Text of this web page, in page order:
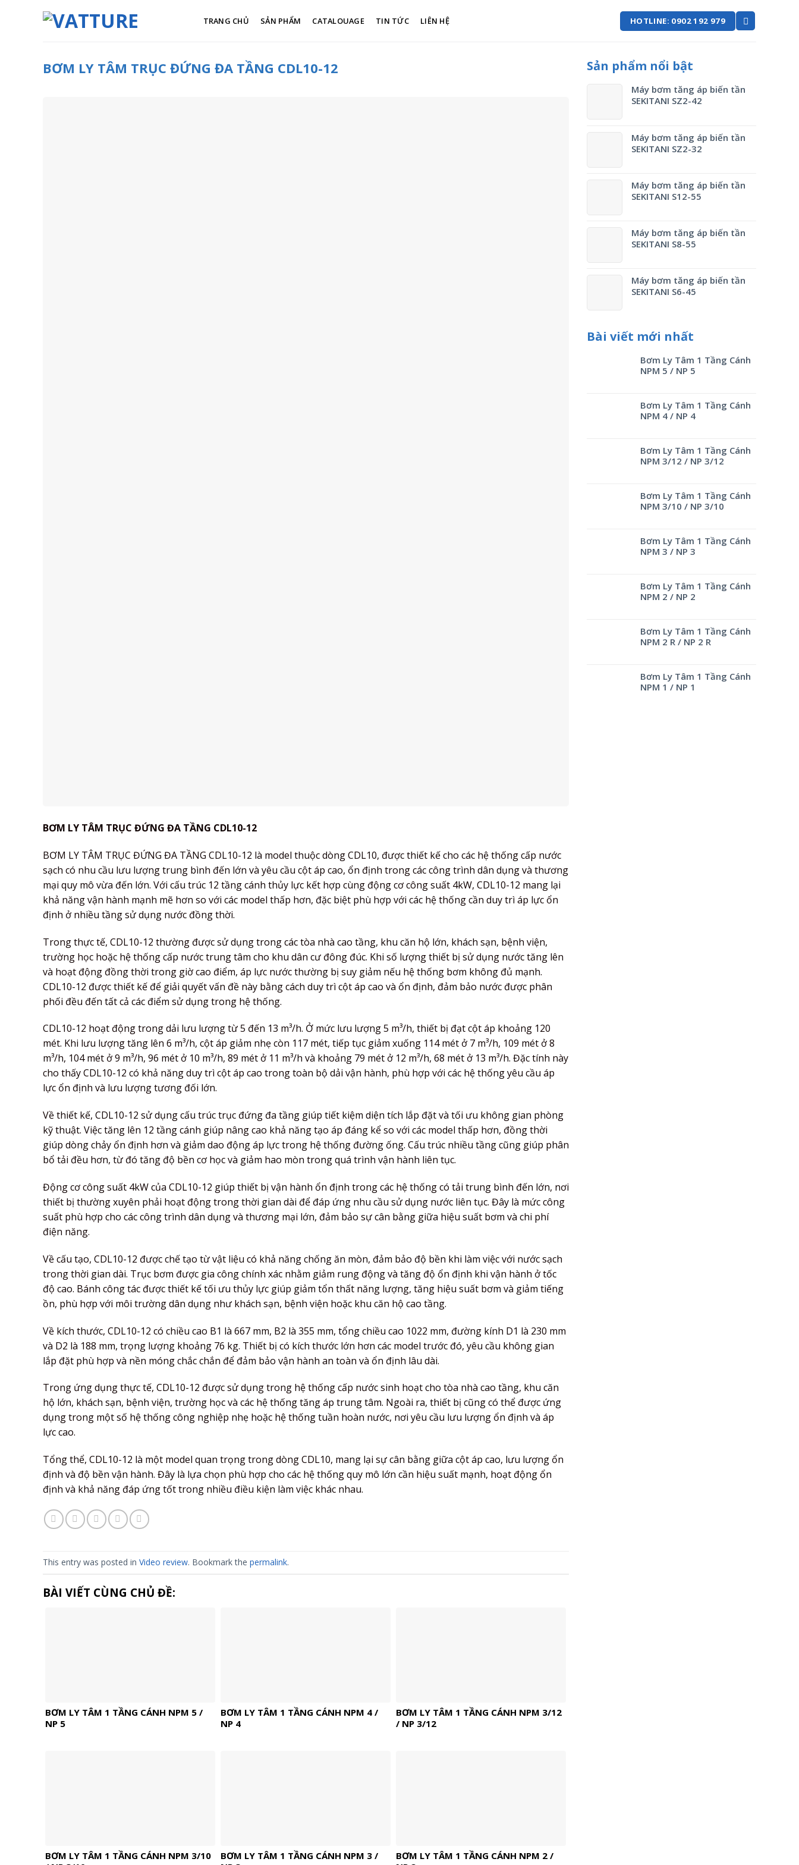
TRANG CHỦ SẢN PHẨM CATALOUAGE TIN TỨC LIÊN HỆ HOTLINE: 0902 192 979
BƠM LY TÂM TRỤC ĐỨNG ĐA TẦNG CDL10-12
BƠM LY TÂM TRỤC ĐỨNG ĐA TẦNG CDL10-12
BƠM LY TÂM TRỤC ĐỨNG ĐA TẦNG CDL10-12 là model thuộc dòng CDL10, được thiết kế cho các hệ thống cấp nước
sạch có nhu cầu lưu lượng trung bình đến lớn và yêu cầu cột áp cao, ổn định trong các công trình dân dụng và thương
mại quy mô vừa đến lớn. Với cấu trúc 12 tầng cánh thủy lực kết hợp cùng động cơ công suất 4kW, CDL10-12 mang lại
khả năng vận hành mạnh mẽ hơn so với các model thấp hơn, đặc biệt phù hợp với các hệ thống cần duy trì áp lực ổn
định ở nhiều tầng sử dụng nước đồng thời.
Trong thực tế, CDL10-12 thường được sử dụng trong các tòa nhà cao tầng, khu căn hộ lớn, khách sạn, bệnh viện,
trường học hoặc hệ thống cấp nước trung tâm cho khu dân cư đông đúc. Khi số lượng thiết bị sử dụng nước tăng lên
và hoạt động đồng thời trong giờ cao điểm, áp lực nước thường bị suy giảm nếu hệ thống bơm không đủ mạnh.
CDL10-12 được thiết kế để giải quyết vấn đề này bằng cách duy trì cột áp cao và ổn định, đảm bảo nước được phân
phối đều đến tất cả các điểm sử dụng trong hệ thống.
CDL10-12 hoạt động trong dải lưu lượng từ 5 đến 13 m³/h. Ở mức lưu lượng 5 m³/h, thiết bị đạt cột áp khoảng 120
mét. Khi lưu lượng tăng lên 6 m³/h, cột áp giảm nhẹ còn 117 mét, tiếp tục giảm xuống 114 mét ở 7 m³/h, 109 mét ở 8
m³/h, 104 mét ở 9 m³/h, 96 mét ở 10 m³/h, 89 mét ở 11 m³/h và khoảng 79 mét ở 12 m³/h, 68 mét ở 13 m³/h. Đặc tính này
cho thấy CDL10-12 có khả năng duy trì cột áp cao trong toàn bộ dải vận hành, phù hợp với các hệ thống yêu cầu áp
lực ổn định và lưu lượng tương đối lớn.
Về thiết kế, CDL10-12 sử dụng cấu trúc trục đứng đa tầng giúp tiết kiệm diện tích lắp đặt và tối ưu không gian phòng
kỹ thuật. Việc tăng lên 12 tầng cánh giúp nâng cao khả năng tạo áp đáng kể so với các model thấp hơn, đồng thời
giúp dòng chảy ổn định hơn và giảm dao động áp lực trong hệ thống đường ống. Cấu trúc nhiều tầng cũng giúp phân
bổ tải đều hơn, từ đó tăng độ bền cơ học và giảm hao mòn trong quá trình vận hành liên tục.
Động cơ công suất 4kW của CDL10-12 giúp thiết bị vận hành ổn định trong các hệ thống có tải trung bình đến lớn, nơi
thiết bị thường xuyên phải hoạt động trong thời gian dài để đáp ứng nhu cầu sử dụng nước liên tục. Đây là mức công
suất phù hợp cho các công trình dân dụng và thương mại lớn, đảm bảo sự cân bằng giữa hiệu suất bơm và chi phí
điện năng.
Về cấu tạo, CDL10-12 được chế tạo từ vật liệu có khả năng chống ăn mòn, đảm bảo độ bền khi làm việc với nước sạch
trong thời gian dài. Trục bơm được gia công chính xác nhằm giảm rung động và tăng độ ổn định khi vận hành ở tốc
độ cao. Bánh công tác được thiết kế tối ưu thủy lực giúp giảm tổn thất năng lượng, tăng hiệu suất bơm và giảm tiếng
ồn, phù hợp với môi trường dân dụng như khách sạn, bệnh viện hoặc khu căn hộ cao tầng.
Về kích thước, CDL10-12 có chiều cao B1 là 667 mm, B2 là 355 mm, tổng chiều cao 1022 mm, đường kính D1 là 230 mm
và D2 là 188 mm, trọng lượng khoảng 76 kg. Thiết bị có kích thước lớn hơn các model trước đó, yêu cầu không gian
lắp đặt phù hợp và nền móng chắc chắn để đảm bảo vận hành an toàn và ổn định lâu dài.
Trong ứng dụng thực tế, CDL10-12 được sử dụng trong hệ thống cấp nước sinh hoạt cho tòa nhà cao tầng, khu căn
hộ lớn, khách sạn, bệnh viện, trường học và các hệ thống tăng áp trung tâm. Ngoài ra, thiết bị cũng có thể được ứng
dụng trong một số hệ thống công nghiệp nhẹ hoặc hệ thống tuần hoàn nước, nơi yêu cầu lưu lượng ổn định và áp
lực cao.
Tổng thể, CDL10-12 là một model quan trọng trong dòng CDL10, mang lại sự cân bằng giữa cột áp cao, lưu lượng ổn
định và độ bền vận hành. Đây là lựa chọn phù hợp cho các hệ thống quy mô lớn cần hiệu suất mạnh, hoạt động ổn
định và khả năng đáp ứng tốt trong nhiều điều kiện làm việc khác nhau.
This entry was posted in Video review. Bookmark the permalink.
BÀI VIẾT CÙNG CHỦ ĐỀ:
BƠM LY TÂM 1 TẦNG CÁNH NPM 5 /
NP 5
BƠM LY TÂM 1 TẦNG CÁNH NPM 4 /
NP 4
BƠM LY TÂM 1 TẦNG CÁNH NPM 3/12
/ NP 3/12
BƠM LY TÂM 1 TẦNG CÁNH NPM 3/10
BƠM LY TÂM 1 TẦNG CÁNH NPM 3 /
BƠM LY TÂM 1 TẦNG CÁNH NPM 2 /
Sản phẩm nổi bật
Máy bơm tăng áp biến tần
SEKITANI SZ2-42
Máy bơm tăng áp biến tần
SEKITANI SZ2-32
Máy bơm tăng áp biến tần
SEKITANI S12-55
Máy bơm tăng áp biến tần
SEKITANI S8-55
Máy bơm tăng áp biến tần
SEKITANI S6-45
Bài viết mới nhất
Bơm Ly Tâm 1 Tầng Cánh
NPM 5 / NP 5
Bơm Ly Tâm 1 Tầng Cánh
NPM 4 / NP 4
Bơm Ly Tâm 1 Tầng Cánh
NPM 3/12 / NP 3/12
Bơm Ly Tâm 1 Tầng Cánh
NPM 3/10 / NP 3/10
Bơm Ly Tâm 1 Tầng Cánh
NPM 3 / NP 3
Bơm Ly Tâm 1 Tầng Cánh
NPM 2 / NP 2
Bơm Ly Tâm 1 Tầng Cánh
NPM 2 R / NP 2 R
Bơm Ly Tâm 1 Tầng Cánh
NPM 1 / NP 1